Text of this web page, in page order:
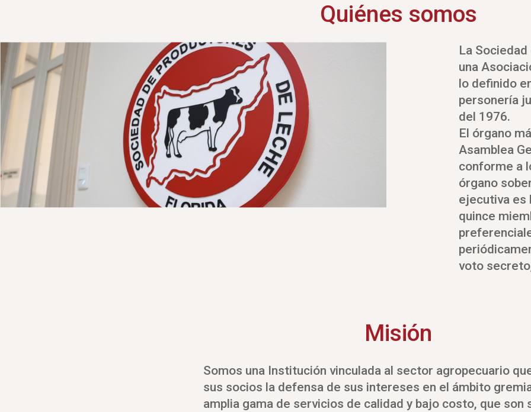
Quiénes somos
La
una
lo definido
personería
del 1976.
El órgano
Asamblea
conforme a
órgano
ejecutiva es
quince
voto
Misión
Somos una Institución vinculada al sector agropecuario
sus socios la defensa de sus intereses en el ámbito
amplia gama de servicios de calidad y bajo costo, que son